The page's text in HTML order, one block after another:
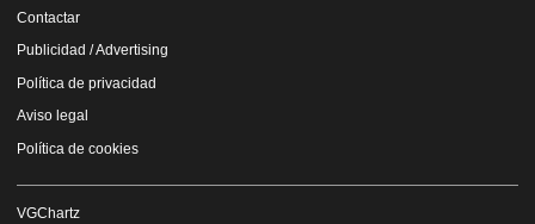
Contactar
Publicidad / Advertising
Política de privacidad
Aviso legal
Política de cookies
VGChartz